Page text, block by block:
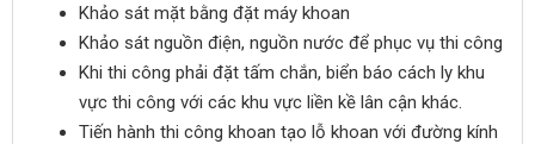
Khảo sát mặt bằng đặt máy khoan
Khảo sát nguồn điện, nguồn nước để phục vụ thi công
Khi thi công phải đặt tấm chắn, biển báo cách ly khu
vực thi công với các khu vực liền kề lân cận khác.
Tiến hành thi công khoan tạo lỗ khoan với đường kính